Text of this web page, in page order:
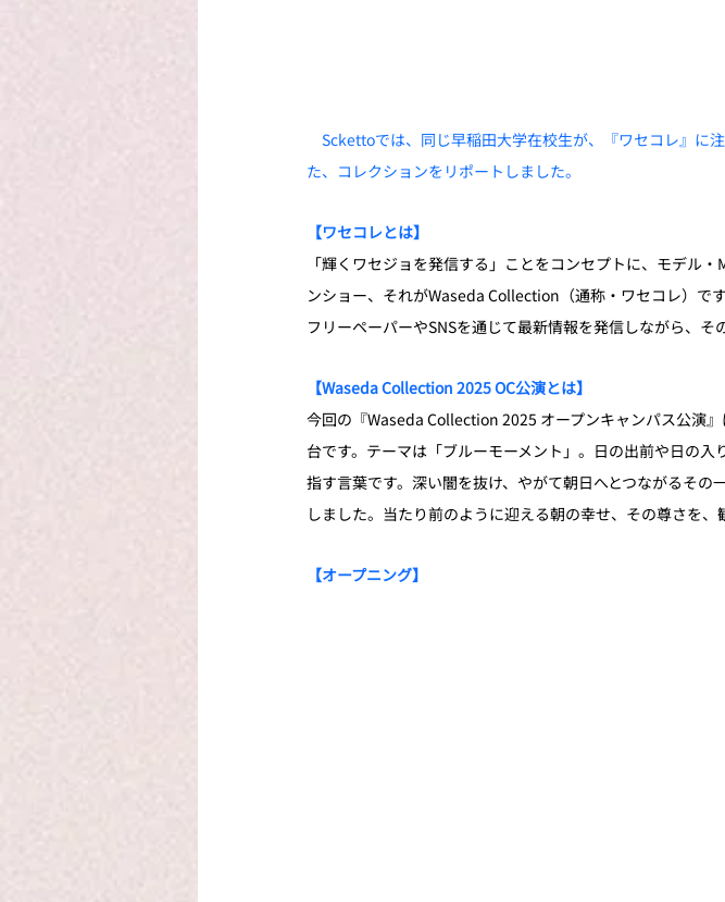
Sckettoでは、同じ早稲田大学在校生が、『ワセコレ』に
た、コレクションをリポートしました。
【ワセコレとは】
「輝くワセジョを発信する」ことをコンセプトに、モデル
ンショー、それがWaseda Collection（通称・ワセコレ）です
フリーペーパーやSNSを通じて最新情報を発信しながら、そ
【Waseda Collection 2025 OC公演とは】
今回の『Waseda Collection 2025 オープンキャンパス公演
台です。テーマは「ブルーモーメント」。日の出前や日の
指す言葉です。深い闇を抜け、やがて朝日へとつながるそ
しました。当たり前のように迎える朝の幸せ、その尊さを、
【オープニング】